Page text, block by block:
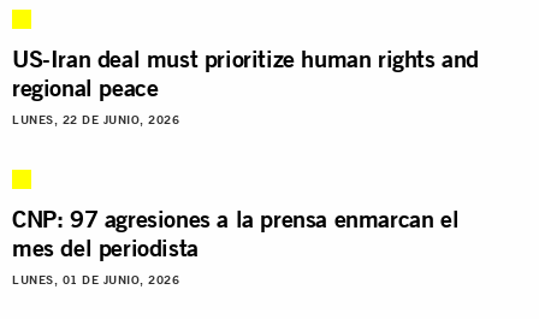
US-Iran deal must prioritize human rights and
regional peace
LUNES, 22 DE JUNIO, 2026
CNP: 97 agresiones a la prensa enmarcan el
mes del periodista
LUNES, 01 DE JUNIO, 2026